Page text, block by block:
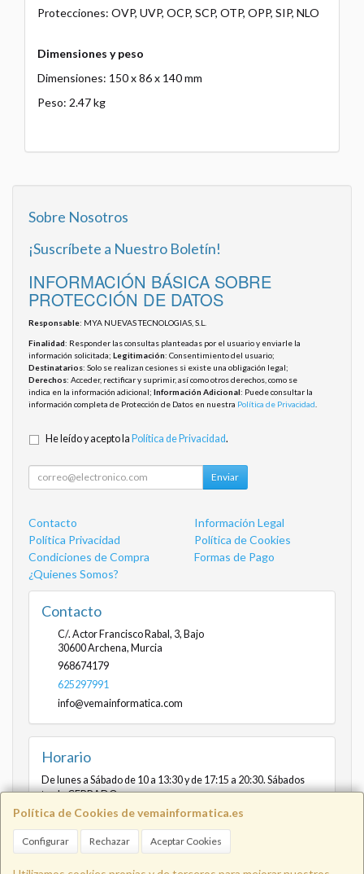
Protecciones: OVP, UVP, OCP, SCP, OTP, OPP, SIP, NLO
Dimensiones y peso
Dimensiones: 150 x 86 x 140 mm
Peso: 2.47 kg
Política de Cookies de vemainformatica.es
Configurar Rechazar Aceptar Cookies
Sobre Nosotros
¡Suscríbete a Nuestro Boletín!
INFORMACIÓN BÁSICA SOBRE
PROTECCIÓN DE DATOS
Responsable: MYA NUEVAS TECNOLOGIAS, S.L.
Finalidad: Responder las consultas planteadas por el usuario y enviarle la
información solicitada; Legitimación: Consentimiento del usuario;
Destinatarios: Solo se realizan cesiones si existe una obligación legal;
Derechos: Acceder, rectificar y suprimir, así como otros derechos, como se
indica en la información adicional; Información Adicional: Puede consultar la
información completa de Protección de Datos en nuestra Política de Privacidad
He leído y acepto la Política de Privacidad.
Enviar
Contacto
Información Legal
Política Privacidad
Política de Cookies
Condiciones de Compra
Formas de Pago
¿Quienes Somos?
Contacto
C/. Actor Francisco Rabal, 3, Bajo
30600Archena, Murcia
968674179
625297991
info@vemainformatica.com
Horario
De lunes a Sábado de 10 a 13:30 y de 17:15 a 20:30. Sábados
tarde CERRADO